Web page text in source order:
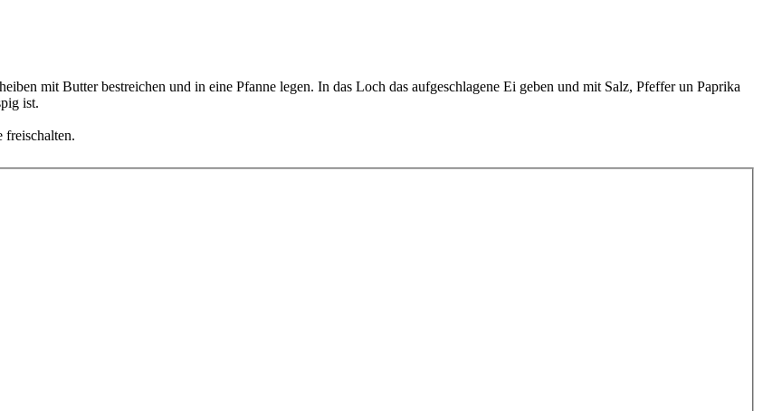
mit Butter bestreichen und in eine Pfanne legen. In das Loch das aufgeschlagene Ei geben und mit Salz, Pfeffer un Paprika
ist.
freischalten.